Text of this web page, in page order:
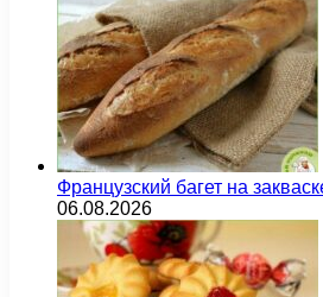
Французский багет на
06.08.2026